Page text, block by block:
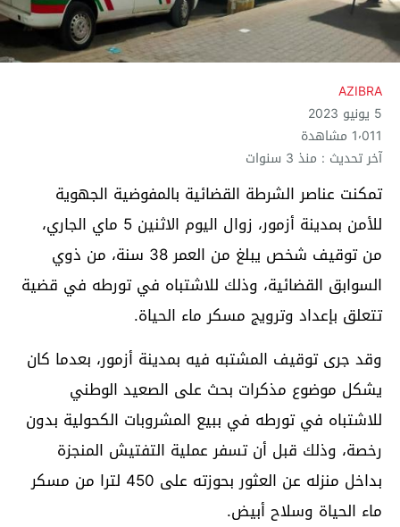
AZIBRA
5 يونيو 2023
1٬011 مشاهدة
آخر تحديث : منذ 3 سنوات
تمكنت عناصر الشرطة القضائية بالمفوضية الجهوية
للأمن بمدينة أزمور، زوال اليوم الاثنين 5 ماي الجاري،
من توقيف شخص يبلغ من العمر 38 سنة، من ذوي
السوابق القضائية، وذلك للاشتباه في تورطه في قضية
تتعلق بإعداد وترويج مسكر ماء الحياة.
وقد جرى توقيف المشتبه فيه بمدينة أزمور، بعدما كان
يشكل موضوع مذكرات بحث على الصعيد الوطني
للاشتباه في تورطه في ببيع المشروبات الكحولية بدون
رخصة، وذلك قبل أن تسفر عملية التفتيش المنجزة
بداخل منزله عن العثور بحوزته على 450 لترا من مسكر
ماء الحياة وسلاح أبيض.